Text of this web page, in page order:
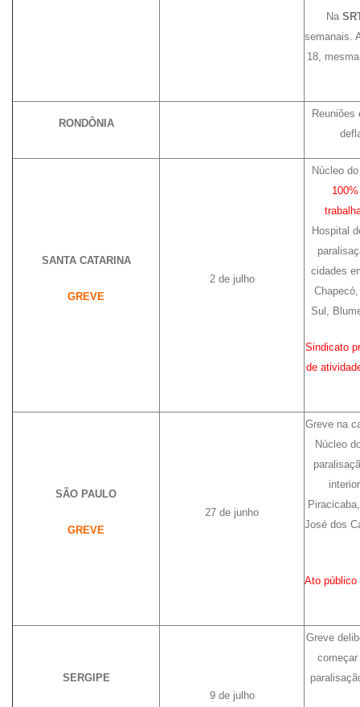
Na
semanais.
18,
RONDÔNIA
Reuniões
SANTA CATARINA
GREVE
2 de julho
Núcleo
Hospital
cidades
Sul,
Sindicato
de
SÃO PAULO
GREVE
27 de junho
Greve na
Núcleo
José dos
Ato público
SERGIPE
9 de julho
Greve